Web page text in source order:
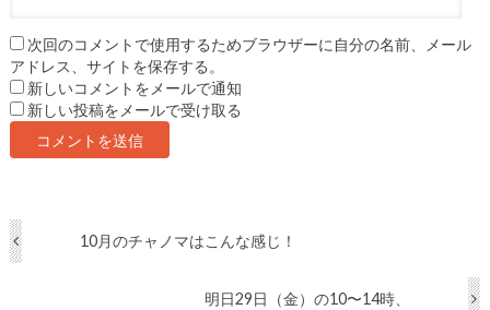
次回のコメントで使用するためブラウザーに自分の名前、メール
アドレス、サイトを保存する。
新しいコメントをメールで通知
新しい投稿をメールで受け取る
10月のチャノマはこんな感じ！
明日29日（金）の10〜14時、